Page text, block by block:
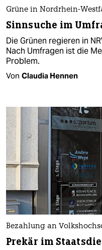
Grüne in Nordrhein-
Sinnsuche im
Die Grünen regieren in
Nach Umfragen ist die
Problem.
Von Claudia Hennen
Bezahlung an
Prekär im